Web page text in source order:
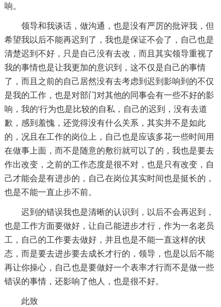
响。
领导和我谈话，做沟通，也是没有严厉的批评我，但
希望我以后不能再迟到了，我也是保证不会了，自己也是
清楚迟到不好，只是自己没有去改，而且其实领导重视了
我的事情也是让我更加的意识到，这不仅是自己的事情
了，而且之前的自己居然没有去考虑到迟到影响到的不仅
是我的工作，也是对部门对其他的同事会有一些不好的影
响，我的'行为也是比较的自私，自己的迟到，没有去道
歉，感到羞愧，还觉得没有什么关系，其实并不是如此
的，况且在工作的岗位上，自己也是应该多花一些时间用
在做事上面，而不是随意的敷衍就可以了的，我也是要去
作出改变，之前的工作态度是很不对，也是只有改变，自
己才能会是有进步的，自己在岗位其实时间也是挺长的，
也是不能一直止步不前。
迟到的错误我也是清晰的认识到，以后不会再迟到，
也是工作方面要做好，让自己能进步才行，作为一名老员
工，自己的工作要去做好，并且也是不能一直这样的状
态，而是要去进步要去成长才行的，领导，也是以后不能
再让你操心，自己也是要做好一个表率才行而不是做一些
错误的事情，还影响了他人，也是很不好。
此致